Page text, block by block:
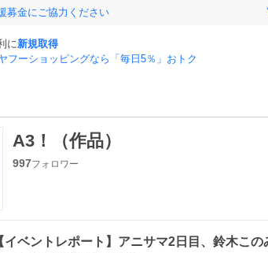
募金にご協力ください
に新規取得
フーショッピングなら「毎日5％」おトク
A3！（作品）
997フォロワー
イベントレポート】アニサマ2日目、鈴木こ